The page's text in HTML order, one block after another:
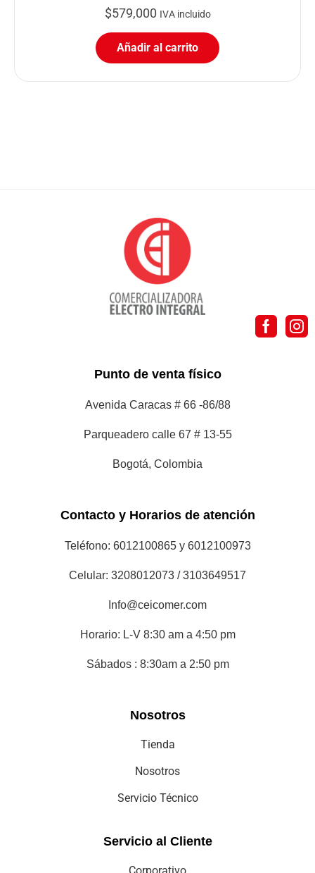
$579,000 IVA incluido
Añadir al carrito
Punto de venta físico
Avenida Caracas # 66 -86/88
Parqueadero calle 67 # 13-55
Bogotá, Colombia
Contacto y Horarios de atención
Teléfono: 6012100865 y 6012100973
Celular: 3208012073 / 3103649517
Info@ceicomer.com
Horario: L-V 8:30 am a 4:50 pm
Sábados : 8:30am a 2:50 pm
Nosotros
Tienda
Nosotros
Servicio Técnico
Servicio al Cliente